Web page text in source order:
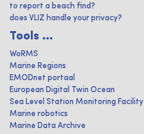
to report a beach find?
does VLIZ handle your privacy?
Tools ...
WoRMS
Marine Regions
EMODnet portaal
European Digital Twin Ocean
Sea Level Station Monitoring Facility
Marine robotics
Marine Data Archive